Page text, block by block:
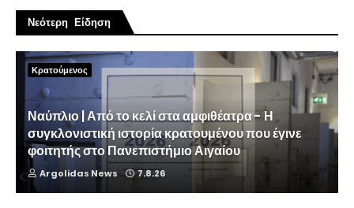
Νεότερη Είδηση
Κρατούμενος
Ναύπλιο | Από το κελί στα αμφιθέατρα - Η
συγκλονιστική ιστορία κρατουμένου που έγινε
φοιτητής στο Πανεπιστήμιο Αιγαίου
Argolidas News 7.8.26